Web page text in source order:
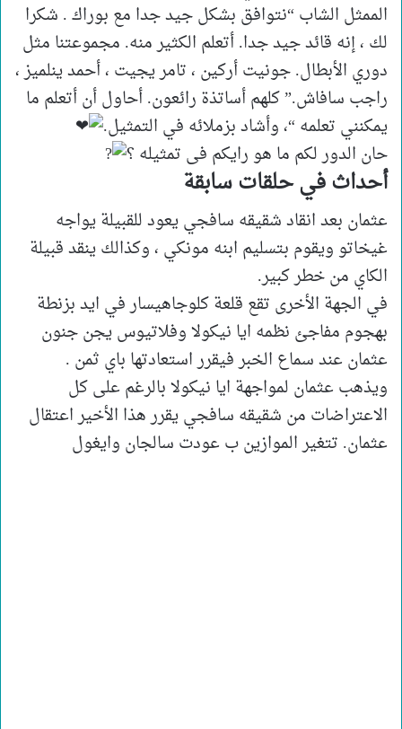
الممثل الشاب “نتوافق بشكل جيد جدا مع بوراك . شكرا
لك ، إنه قائد جيد جدا. أتعلم الكثير منه. مجموعتنا مثل
دوري الأبطال. جونيت أركين ، تامر يجيت ، أحمد ينلميز ،
راجب سافاش.” كلهم أساتذة رائعون. أحاول أن أتعلم ما
يمكنني تعلمه “، وأشاد بزملائه في التمثيل.
حان الدور لكم ما هو رايكم فى تمثيله ؟
أحداث في حلقات سابقة
عثمان بعد انقاد شقيقه سافجي يعود للقبيلة يواجه
غيخاتو ويقوم بتسليم ابنه مونكي ، وكذالك ينقد قبيلة
الكاي من خطر كبير.
في الجهة الأخرى تقع قلعة كلوجاهيسار في ايد بزنطة
بهجوم مفاجئ نظمه ايا نيكولا وفلاتيوس يجن جنون
عثمان عند سماع الخبر فيقرر استعادتها باي ثمن .
ويذهب عثمان لمواجهة ايا نيكولا بالرغم على كل
الاعتراضات من شقيقه سافجي يقرر هذا الأخير اعتقال
عثمان. تتغير الموازين ب عودت سالجان وايغول